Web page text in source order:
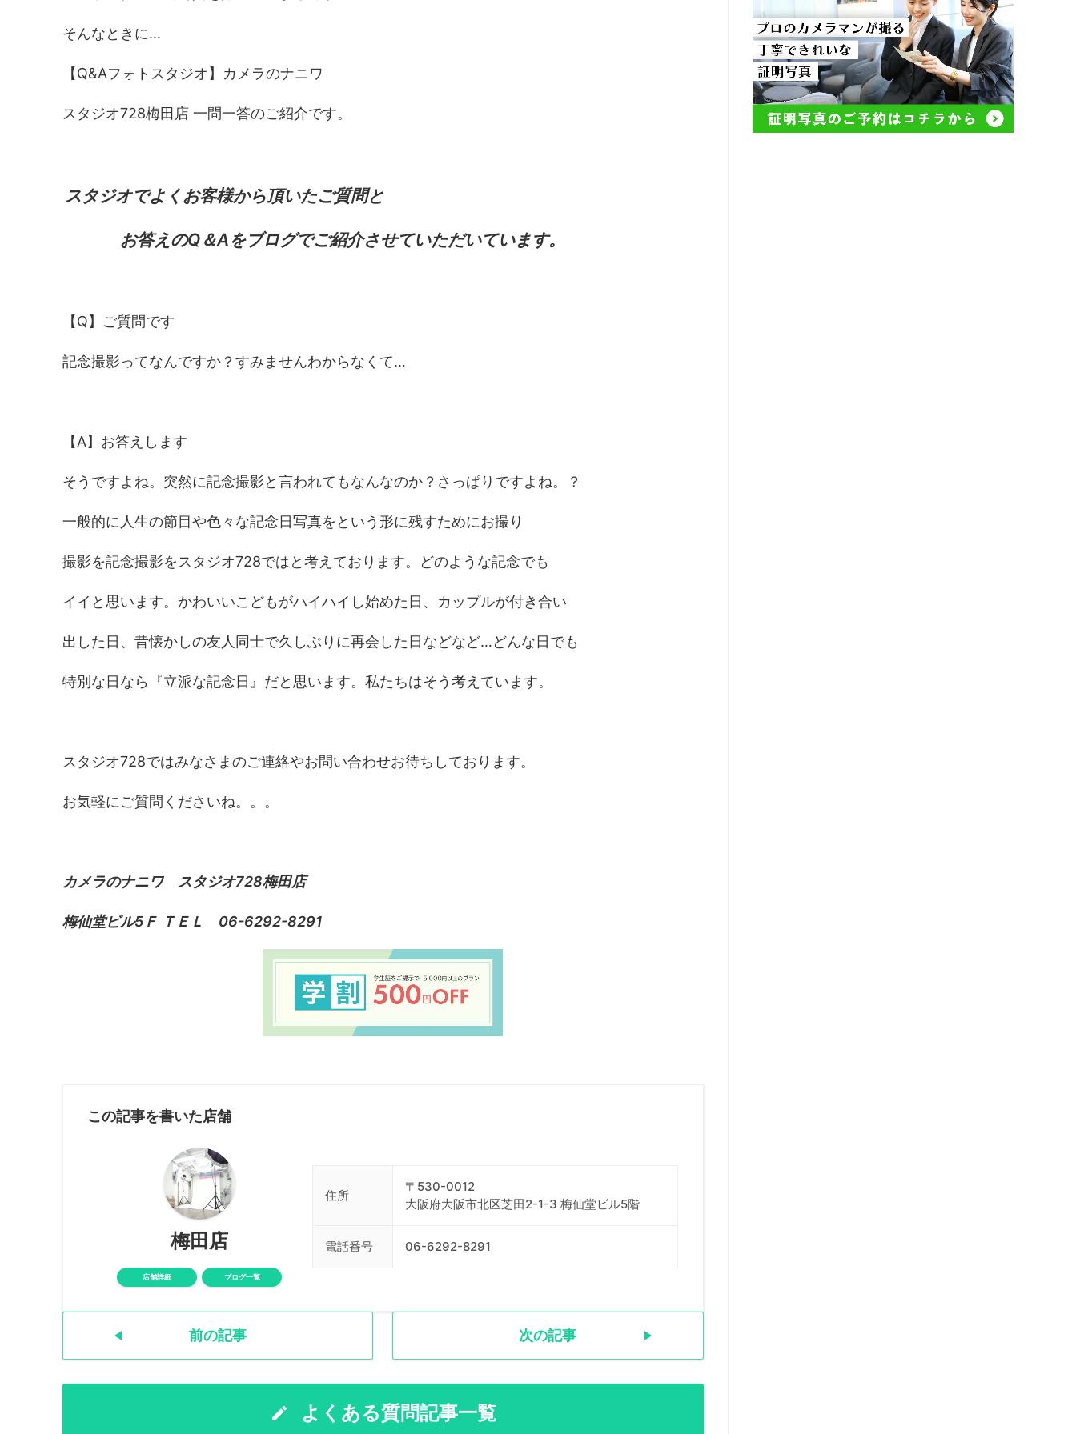
そんなときに…
【Q&Aフォトスタジオ】カメラのナニワ
スタジオ728梅田店 一問一答のご紹介です。
スタジオでよくお客様から頂いたご質問と
お答えのQ＆Aをブログでご紹介させていただいています。
【Q】ご質問です
記念撮影ってなんですか？すみませんわからなくて…
【A】お答えします
そうですよね。突然に記念撮影と言われてもなんなのか？さっぱりですよね。？
一般的に人生の節目や色々な記念日写真をという形に残すためにお撮り
撮影を記念撮影をスタジオ728ではと考えております。どのような記念でも
イイと思います。かわいいこどもがハイハイし始めた日、カップルが付き合い
出した日、昔懐かしの友人同士で久しぶりに再会した日などなど…どんな日でも
特別な日なら『立派な記念日』だと思います。私たちはそう考えています。
スタジオ728ではみなさまのご連絡やお問い合わせお待ちしております。
お気軽にご質問くださいね。。。
カメラのナニワ スタジオ728梅田店
梅仙堂ビル5Ｆ ＴＥＬ 06-6292-8291
この記事を書いた店舗
梅田店
店舗詳細 ブログ一覧
住所
〒530-0012
大阪府大阪市北区芝田2-1-3 梅仙堂ビル5階
電話番号 06-6292-8291
前の記事 次の記事
よくある質問記事一覧